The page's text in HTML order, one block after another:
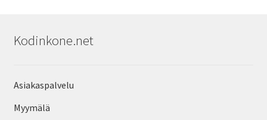
Kodinkone.net
Asiakaspalvelu
Myymälä